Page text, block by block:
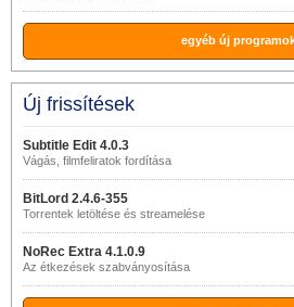
egyéb új
Új frissítések
Subtitle Edit 4.0.3
Vágás, filmfeliratok fordítása
BitLord 2.4.6-355
Torrentek letöltése és streamelése
NoRec Extra 4.1.0.9
Az étkezések szabványosítása